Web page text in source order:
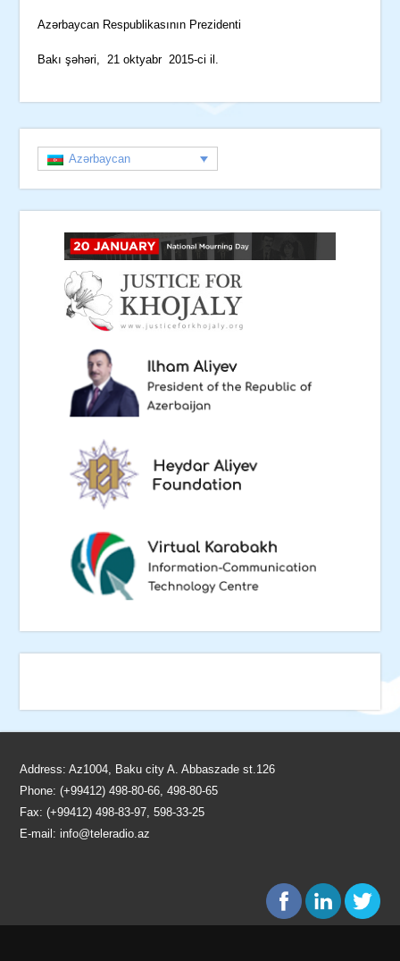
Azərbaycan Respublikasının Prezidenti
Bakı şəhəri, 21 oktyabr 2015-ci il.
Azərbaycan
Address: Az1004, Baku city A. Abbaszade st.126
Phone: (+99412) 498-80-66, 498-80-65
Fax: (+99412) 498-83-97, 598-33-25
E-mail:info@teleradio.az